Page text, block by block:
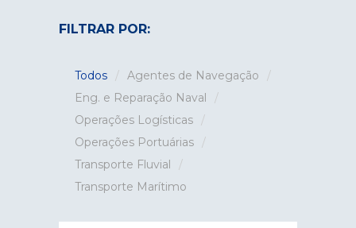
FILTRAR POR:
Todos
Agentes de Navegação
Eng. e Reparação Naval
Operações Logísticas
Operações Portuárias
Transporte Fluvial
Transporte Marítimo